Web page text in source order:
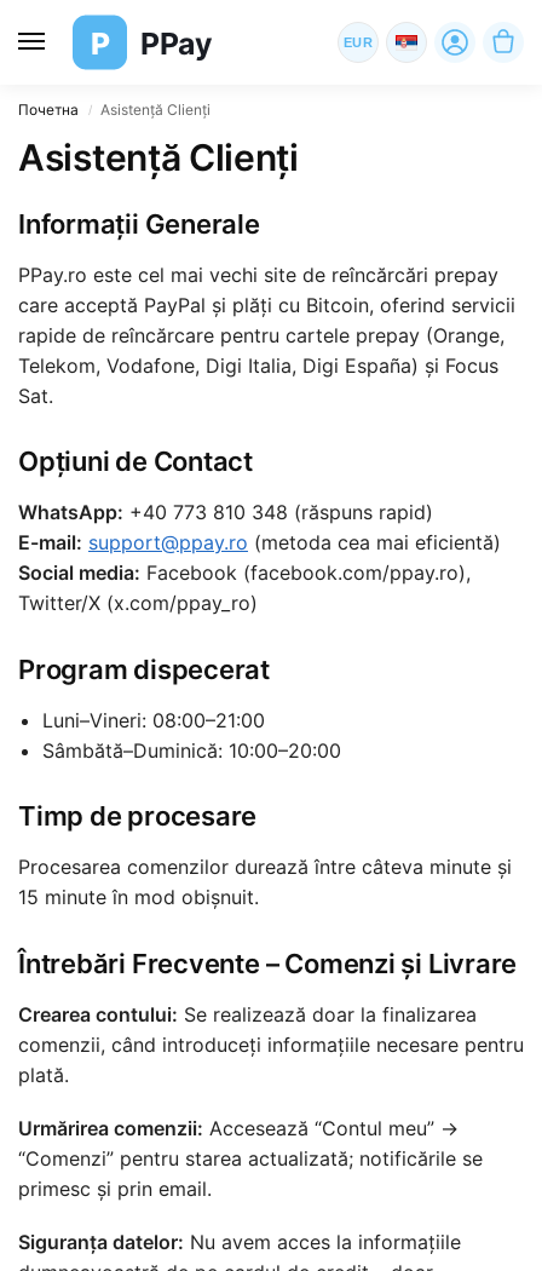
P PPay EUR
Почетна / Asistență Clienți
Asistență Clienți
Informații Generale
PPay.ro este cel mai vechi site de reîncărcări prepay
care acceptă PayPal și plăți cu Bitcoin, oferind servicii
rapide de reîncărcare pentru cartele prepay (Orange,
Telekom, Vodafone, Digi Italia, Digi España) și Focus
Sat.
Opțiuni de Contact
WhatsApp: +40 773 810 348 (răspuns rapid)
E-mail: support@ppay.ro (metoda cea mai eficientă)
Social media: Facebook (facebook.com/ppay.ro),
Twitter/X (x.com/ppay_ro)
Program dispecerat
Luni–Vineri: 08:00–21:00
Sâmbătă–Duminică: 10:00–20:00
Timp de procesare
Procesarea comenzilor durează între câteva minute și
15 minute în mod obișnuit.
Întrebări Frecvente – Comenzi și Livrare
Crearea contului: Se realizează doar la finalizarea
comenzii, când introduceți informațiile necesare pentru
plată.
Urmărirea comenzii: Accesează “Contul meu” →
“Comenzi” pentru starea actualizată; notificările se
primesc și prin email.
Siguranța datelor: Nu avem acces la informațiile